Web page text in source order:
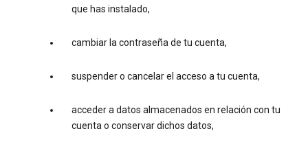
que has instalado,
cambiar la contraseña de tu cuenta,
suspender o cancelar el acceso a tu cuenta,
acceder a datos almacenados en relación con tu
cuenta o conservar dichos datos,